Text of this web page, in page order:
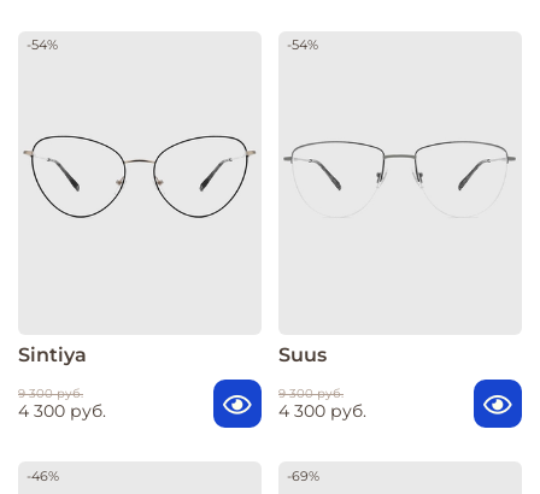
-54%
Sintiya
9 300 руб.
4 300 руб.
-54%
Suus
9 300 руб.
4 300 руб.
-46% -69%